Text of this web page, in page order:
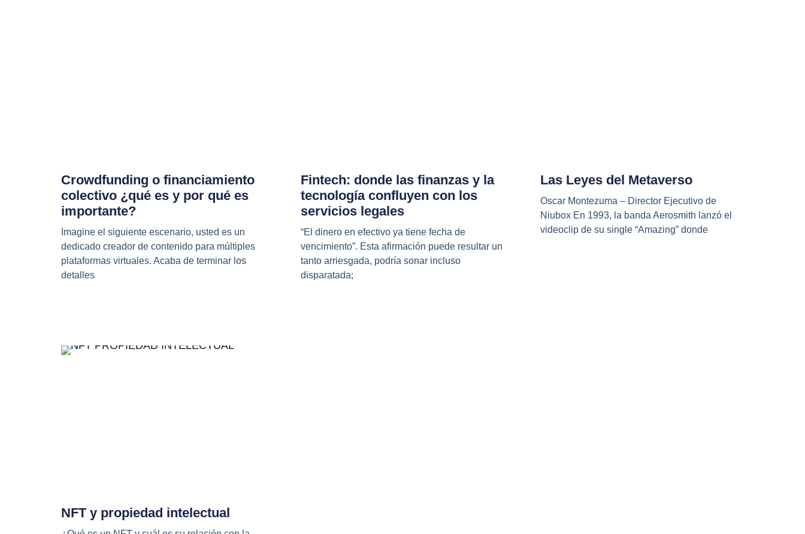
Crowdfunding o financiamiento
colectivo ¿qué es y por qué es
importante?
Imagine el siguiente escenario, usted es un
dedicado creador de contenido para múltiples
plataformas virtuales. Acaba de terminar los
detalles
Fintech: donde las finanzas y la
tecnología confluyen con los
servicios legales
“El dinero en efectivo ya tiene fecha de
vencimiento”. Esta afirmación puede resultar un
tanto arriesgada, podría sonar incluso
disparatada;
Las Leyes del Metaverso
Oscar Montezuma – Director Ejecutivo de
Niubox En 1993, la banda Aerosmith lanzó el
videoclip de su single “Amazing” donde
NFT y propiedad intelectual